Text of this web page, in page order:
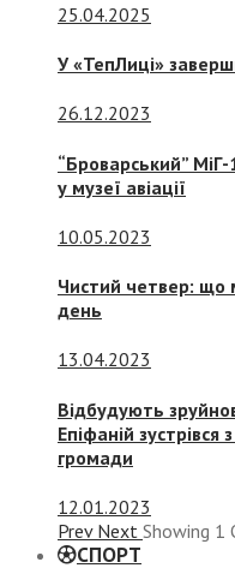
25.04.2025
У «ТепЛиці»
26.12.2023
“Броварський”
у музеї авіації
10.05.2023
Чистий четвер: що
день
13.04.2023
Відбудують
Епіфаній
громади
12.01.2023
Prev Next Showing 1
СПОРТ